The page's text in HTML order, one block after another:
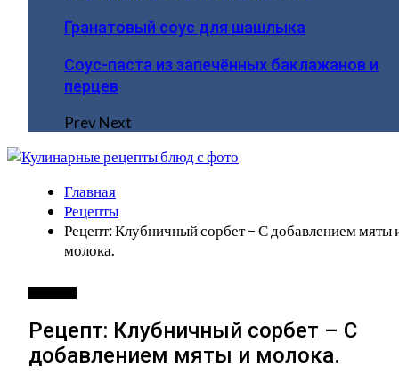
Гранатовый соус для шашлыка
Соус-паста из запечённых баклажанов и
перцев
PrevNext
Главная
Рецепты
Рецепт: Клубничный сорбет – С добавлением мяты
молока.
Рецепт: Клубничный сорбет – С
добавлением мяты и молока.